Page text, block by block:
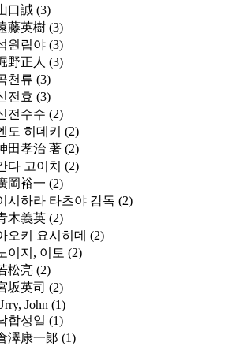
口誠 (3)
藤英樹 (3)
원립야 (3)
野正人 (3)
천류 (3)
전효 (3)
전수수 (2)
도 히데키
(2)
田孝治 著 (2)
다 고이치 (2)
岡裕一 (2)
시하라 타츠야 감독 (2)
木義英 (2)
오키 요시히데 (2)
이지, 이토 (2)
松亮 (2)
坂英司 (2)
John (1)
합성일 (1)
澤康一郞 (1)